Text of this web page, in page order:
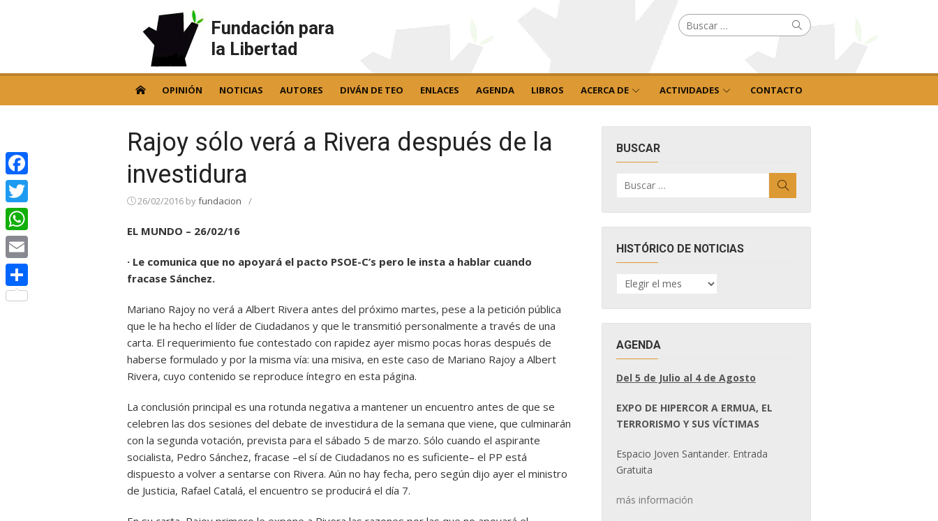
Fundación para
la Libertad
Buscar
por: Buscar
OPINIÓN NOTICIAS AUTORES DIVÁN DE TEO ENLACES AGENDA LIBROS ACERCA DE ACTIVIDADES CONTACTO
Rajoy sólo verá a Rivera después de la
investidura
26/02/2016 byfundacion /
EL MUNDO – 26/02/16
· Le comunica que no apoyará el pacto PSOE-C’s pero le insta a hablar cuando
fracase Sánchez.
Mariano Rajoy no verá a Albert Rivera antes del próximo martes, pese a la petición pública
que le ha hecho el líder de Ciudadanos y que le transmitió personalmente a través de una
carta. El requerimiento fue contestado con rapidez ayer mismo pocas horas después de
haberse formulado y por la misma vía: una misiva, en este caso de Mariano Rajoy a Albert
Rivera, cuyo contenido se reproduce íntegro en esta página.
La conclusión principal es una rotunda negativa a mantener un encuentro antes de que se
celebren las dos sesiones del debate de investidura de la semana que viene, que culminarán
con la segunda votación, prevista para el sábado 5 de marzo. Sólo cuando el aspirante
socialista, Pedro Sánchez, fracase –el sí de Ciudadanos no es suficiente– el PP está
dispuesto a volver a sentarse con Rivera. Aún no hay fecha, pero según dijo ayer el ministro
de Justicia, Rafael Catalá, el encuentro se producirá el día 7.
BUSCAR
por:
HISTÓRICO DE NOTICIAS
HISTÓRICO
DE
AGENDA
Del 5 de Julio al 4 de Agosto
EXPO DE HIPERCOR A ERMUA, EL
TERRORISMO Y SUS VÍCTIMAS
Espacio Joven Santander. Entrada
Gratuita
más información
Facebook
Twitter
WhatsApp
Email
Compartir